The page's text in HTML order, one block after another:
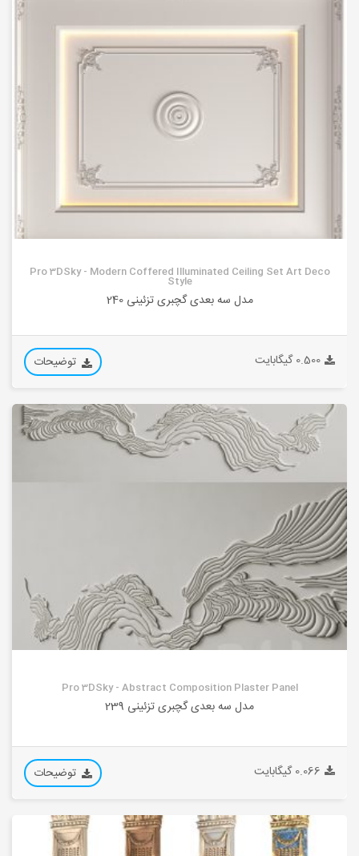
Pro 3DSky - Modern Coffered Illuminated Ceiling Set Art Deco
Style
مدل سه بعدی گچبری تزئینی 240
0.500 گیگابایت توضیحات
Pro 3DSky - Abstract Composition Plaster Panel
مدل سه بعدی گچبری تزئینی 239
0.066 گیگابایت توضیحات